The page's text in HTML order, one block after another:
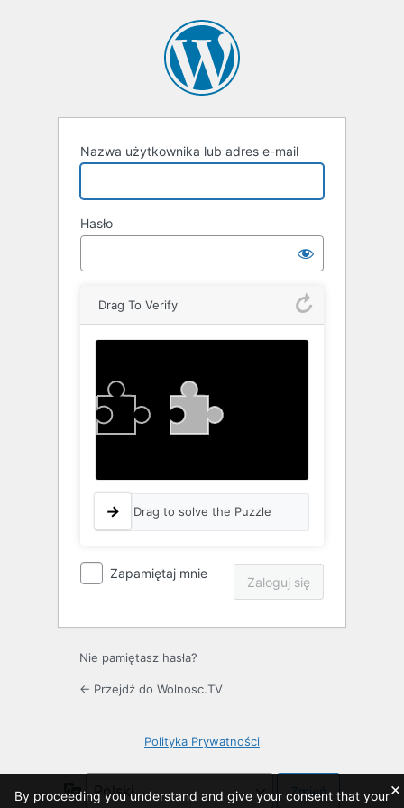
Nazwa użytkownika lub adres e-mail
Hasło
Drag To Verify
Drag to solve the Puzzle
Zapamiętaj mnie
Nie pamiętasz hasła?
← Przejdź do Wolnosc.TV
Polityka Prywatności
Język
By proceeding you understand and give your consent that your×